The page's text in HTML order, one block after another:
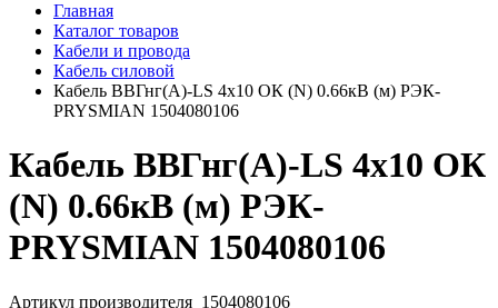
Главная
Каталог товаров
Кабели и провода
Кабель силовой
Кабель ВВГнг(А)-LS 4х10 ОК (N) 0.66кВ (м) РЭК-
PRYSMIAN 1504080106
Кабель ВВГнг(А)-LS 4х10 ОК
(N) 0.66кВ (м) РЭК-
PRYSMIAN 1504080106
Артикул производителя 1504080106